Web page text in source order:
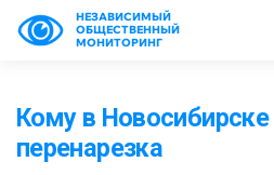
НЕЗАВИСИМЫЙ
ОБЩЕСТВЕННЫЙ
МОНИТОРИНГ
Кому в
перенарезка